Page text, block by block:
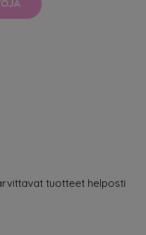
tuotteet helposti